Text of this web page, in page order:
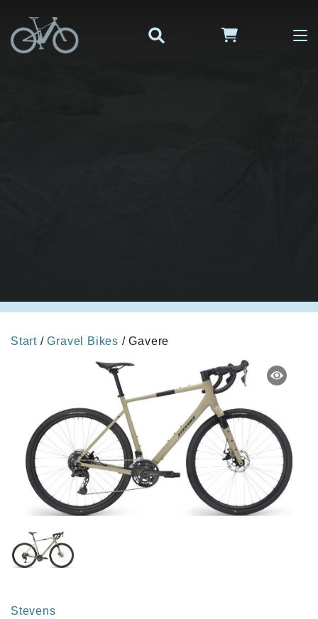
Start /Gravel Bikes / Gavere
Stevens